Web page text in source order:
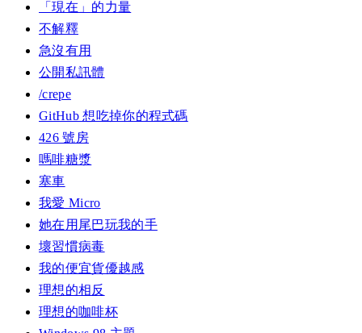
「現在」的力量
不解釋
急沒有用
公開私訊體
/crepe
GitHub 想吃掉你的程式碼
426 號房
嗎啡糖漿
塞車
我愛 Micro
她在用尾巴玩我的手
壞習慣病毒
我的便宜貨優越感
理想的相反
理想的咖啡杯